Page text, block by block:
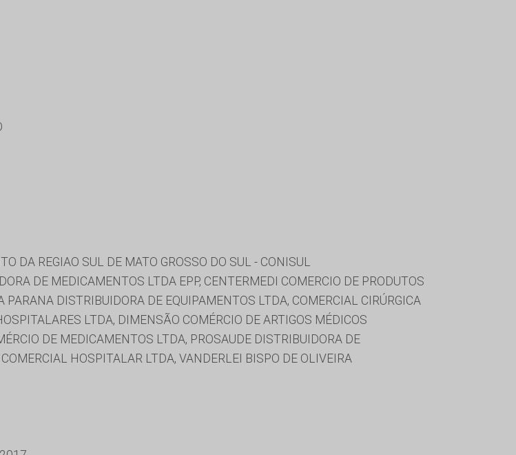
DA REGIAO SUL DE MATO GROSSO DO SUL - CONISUL
DE MEDICAMENTOS LTDA EPP, CENTERMEDI COMERCIO DE PRODUTOS
DISTRIBUIDORA DE EQUIPAMENTOS LTDA, COMERCIAL CIRÚRGICA
LTDA, DIMENSÃO COMÉRCIO DE ARTIGOS MÉDICOS
DE MEDICAMENTOS LTDA, PROSAUDE DISTRIBUIDORA DE
HOSPITALAR LTDA, VANDERLEI BISPO DE OLIVEIRA